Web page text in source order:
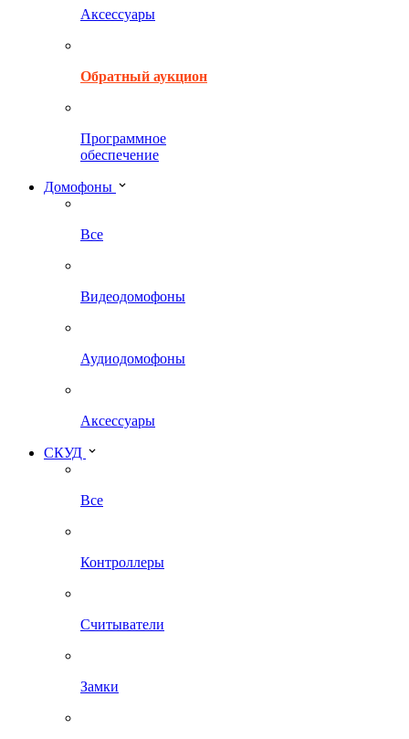
Аксессуары
Обратный аукцион
Программное
обеспечение
Домофоны
Все
Видеодомофоны
Аудиодомофоны
Аксессуары
СКУД
Все
Контроллеры
Считыватели
Замки